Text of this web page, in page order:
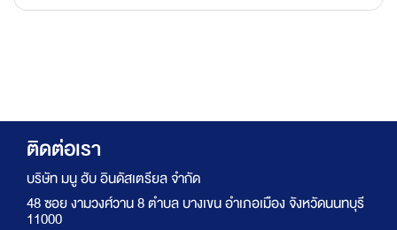
ติดต่อเรา
บริษัท มนู ฮับ อินดัสเตรียล จำกัด
48 ซอย งามวงศ์วาน 8 ตำบล บางเขน อำเภอเมือง จังหวัดนนทบุรี
11000